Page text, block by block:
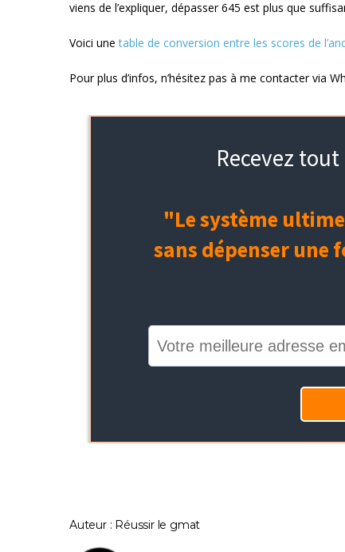
viens de l’expliquer, dépasser 645 est plus que
Voici unetable de conversion entre les scores de
Pour plus d’infos, n’hésitez pas à me contacter via
Auteur : Réussir le gmat